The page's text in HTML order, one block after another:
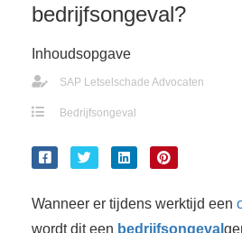
bedrijfsongeval?
Inhoudsopgave
SAP Letselschade Advocaten
Bedrijfsongeval
Wanneer er tijdens werktijd een
wordt dit een bedrijfsongeval